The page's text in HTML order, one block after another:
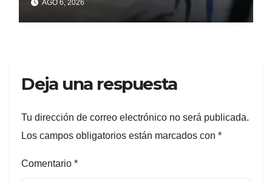
AGO 6, 2026
Deja una respuesta
Tu dirección de correo electrónico no será publicada.
Los campos obligatorios están marcados con *
Comentario *